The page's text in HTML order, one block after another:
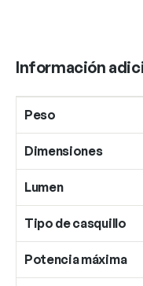
Información
Peso
Dimensiones
Lumen
Tipo de casquillo
Potencia máxima